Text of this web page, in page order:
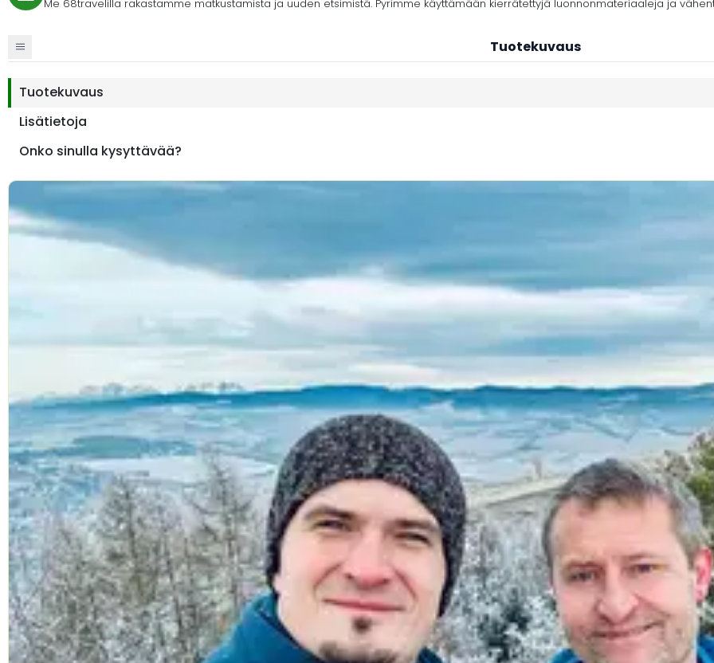
Me 68travelilla rakastamme matkustamista ja uuden etsimistä. Pyrimme käyttämään kierrätettyjä luonnonmateriaaleja ja
Tuotekuvaus
Tuotekuvaus
Lisätietoja
Onko sinulla kysyttävää?